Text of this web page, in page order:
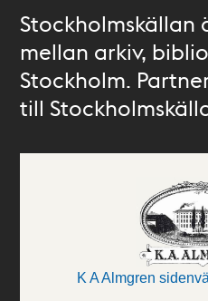
Stockholmskällan
mellan arkiv,
Stockholm.
till
K A Almgren